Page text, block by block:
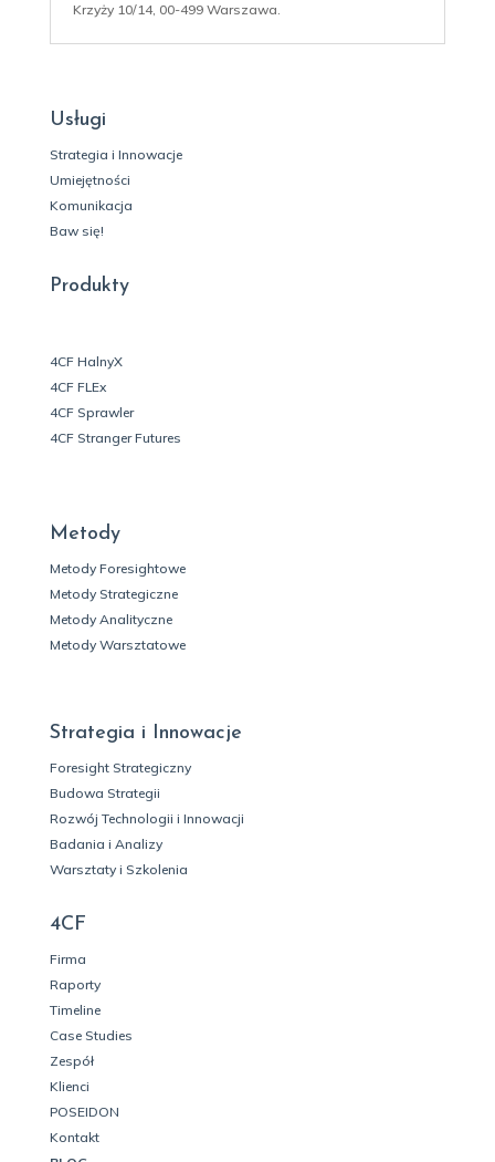
Krzyży 10/14, 00-499 Warszawa.
Usługi
Strategia i Innowacje
Umiejętności
Komunikacja
Baw się!
Produkty
4CF HalnyX
4CF FLEx
4CF Sprawler
4CF Stranger Futures
Metody
Metody Foresightowe
Metody Strategiczne
Metody Analityczne
Metody Warsztatowe
Strategia i Innowacje
Foresight Strategiczny
Budowa Strategii
Rozwój Technologii i Innowacji
Badania i Analizy
Warsztaty i Szkolenia
4CF
Firma
Raporty
Timeline
Case Studies
Zespół
Klienci
POSEIDON
Kontakt